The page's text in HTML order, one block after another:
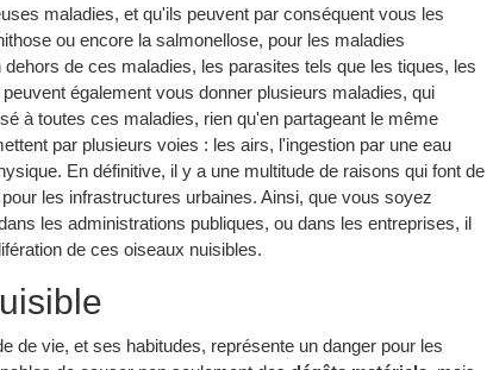
maladies, et qu'ils peuvent par conséquent vous les
ou encore la salmonellose, pour les maladies
de ces maladies, les parasites tels que les tiques, les
également vous donner plusieurs maladies, qui
à toutes ces maladies, rien qu'en partageant le même
par plusieurs voies : les airs, l'ingestion par une eau
En définitive, il y a une multitude de raisons qui font de
les infrastructures urbaines. Ainsi, que vous soyez
les administrations publiques, ou dans les entreprises, il
de ces oiseaux nuisibles.
de vie, et ses habitudes, représente un danger pour les